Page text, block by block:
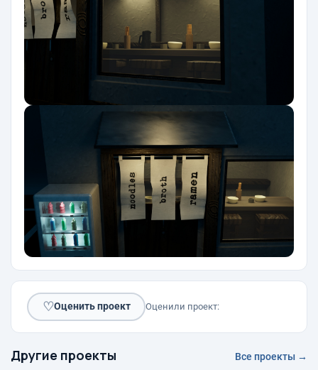
♡Оценить проект Оценили проект:
Другие проекты Все проекты →